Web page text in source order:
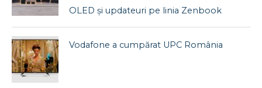
OLED și updateuri pe linia Zenbook
Vodafone a cumpărat UPC România